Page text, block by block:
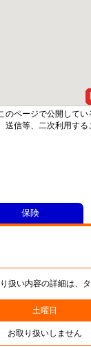
のページで公開して
送信等、二次利用す
い内容の詳細は、タ
土曜日
お取り扱いしません
保険